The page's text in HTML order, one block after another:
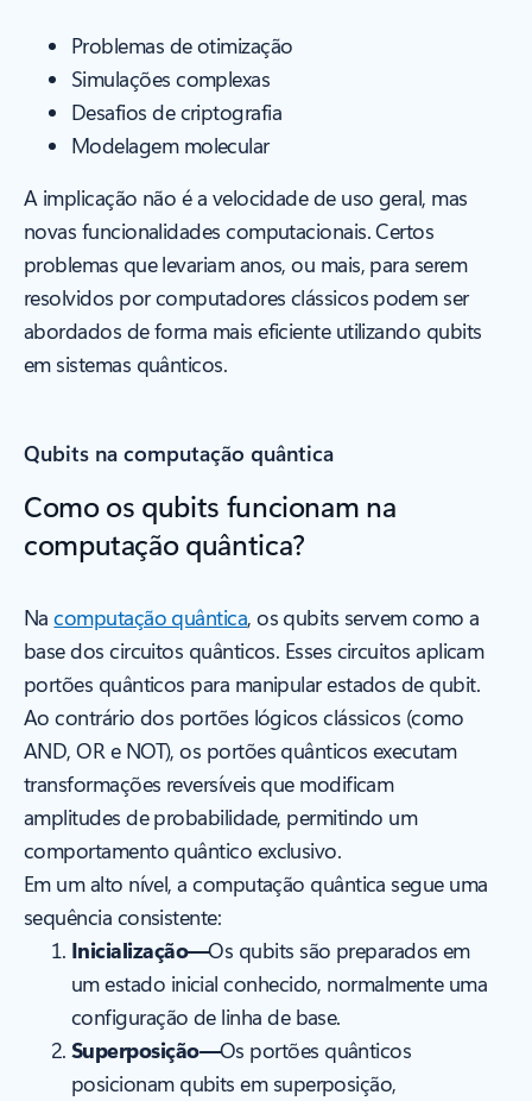
Problemas de otimização
Simulações complexas
Desafios de criptografia
Modelagem molecular
A implicação não é a velocidade de uso geral, mas
novas funcionalidades computacionais. Certos
problemas que levariam anos, ou mais, para serem
resolvidos por computadores clássicos podem ser
abordados de forma mais eficiente utilizando qubits
em sistemas quânticos.
Qubits na computação quântica
Como os qubits funcionam na
computação quântica?
Nacomputação quântica, os qubits servem como a
base dos circuitos quânticos. Esses circuitos aplicam
portões quânticos para manipular estados de qubit.
Ao contrário dos portões lógicos clássicos (como
AND, OR e NOT), os portões quânticos executam
transformações reversíveis que modificam
amplitudes de probabilidade, permitindo um
comportamento quântico exclusivo.
Em um alto nível, a computação quântica segue uma
sequência consistente:
Inicialização—Os qubits são preparados em
um estado inicial conhecido, normalmente uma
configuração de linha de base.
Superposição—Os portões quânticos
posicionam qubits em superposição,